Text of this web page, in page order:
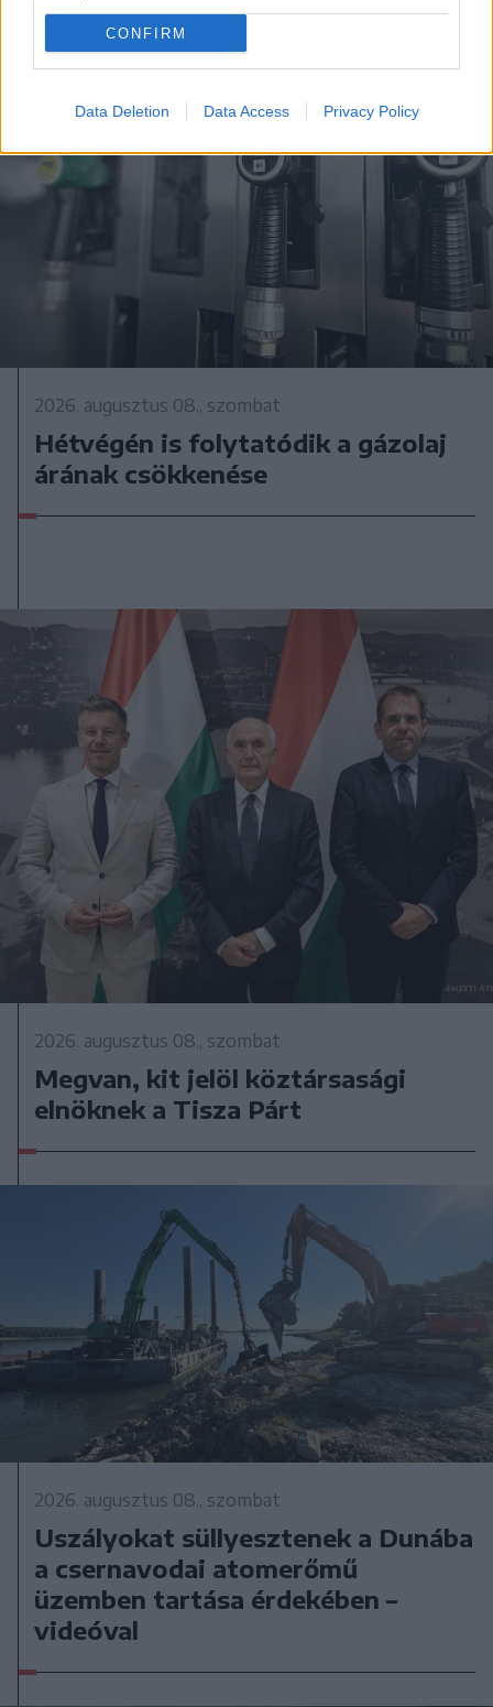
CONFIRM
Data Deletion Data Access Privacy Policy
2026. augusztus 08., szombat
Hétvégén is folytatódik a gázolaj
árának csökkenése
2026. augusztus 08., szombat
Megvan, kit jelöl köztársasági
elnöknek a Tisza Párt
2026. augusztus 08., szombat
Uszályokat süllyesztenek a Dunába
a csernavodai atomerőmű
üzemben tartása érdekében –
videóval